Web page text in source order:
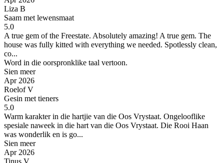
Liza B
Saam met lewensmaat
5.0
A true gem of the Freestate. Absolutely amazing! A true gem. The
house was fully kitted with everything we needed. Spotlessly clean,
co...
Word in die oorspronklike taal vertoon.
Sien meer
Apr 2026
Roelof V
Gesin met tieners
5.0
Warm karakter in die hartjie van die Oos Vrystaat. Ongelooflike
spesiale naweek in die hart van die Oos Vrystaat. Die Rooi Haan
was wonderlik en is go...
Sien meer
Apr 2026
Tinus V